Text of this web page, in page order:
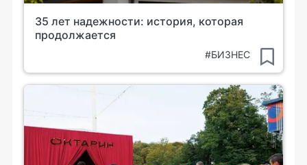
35 лет надежности: история, которая
продолжается
#БИЗНЕС